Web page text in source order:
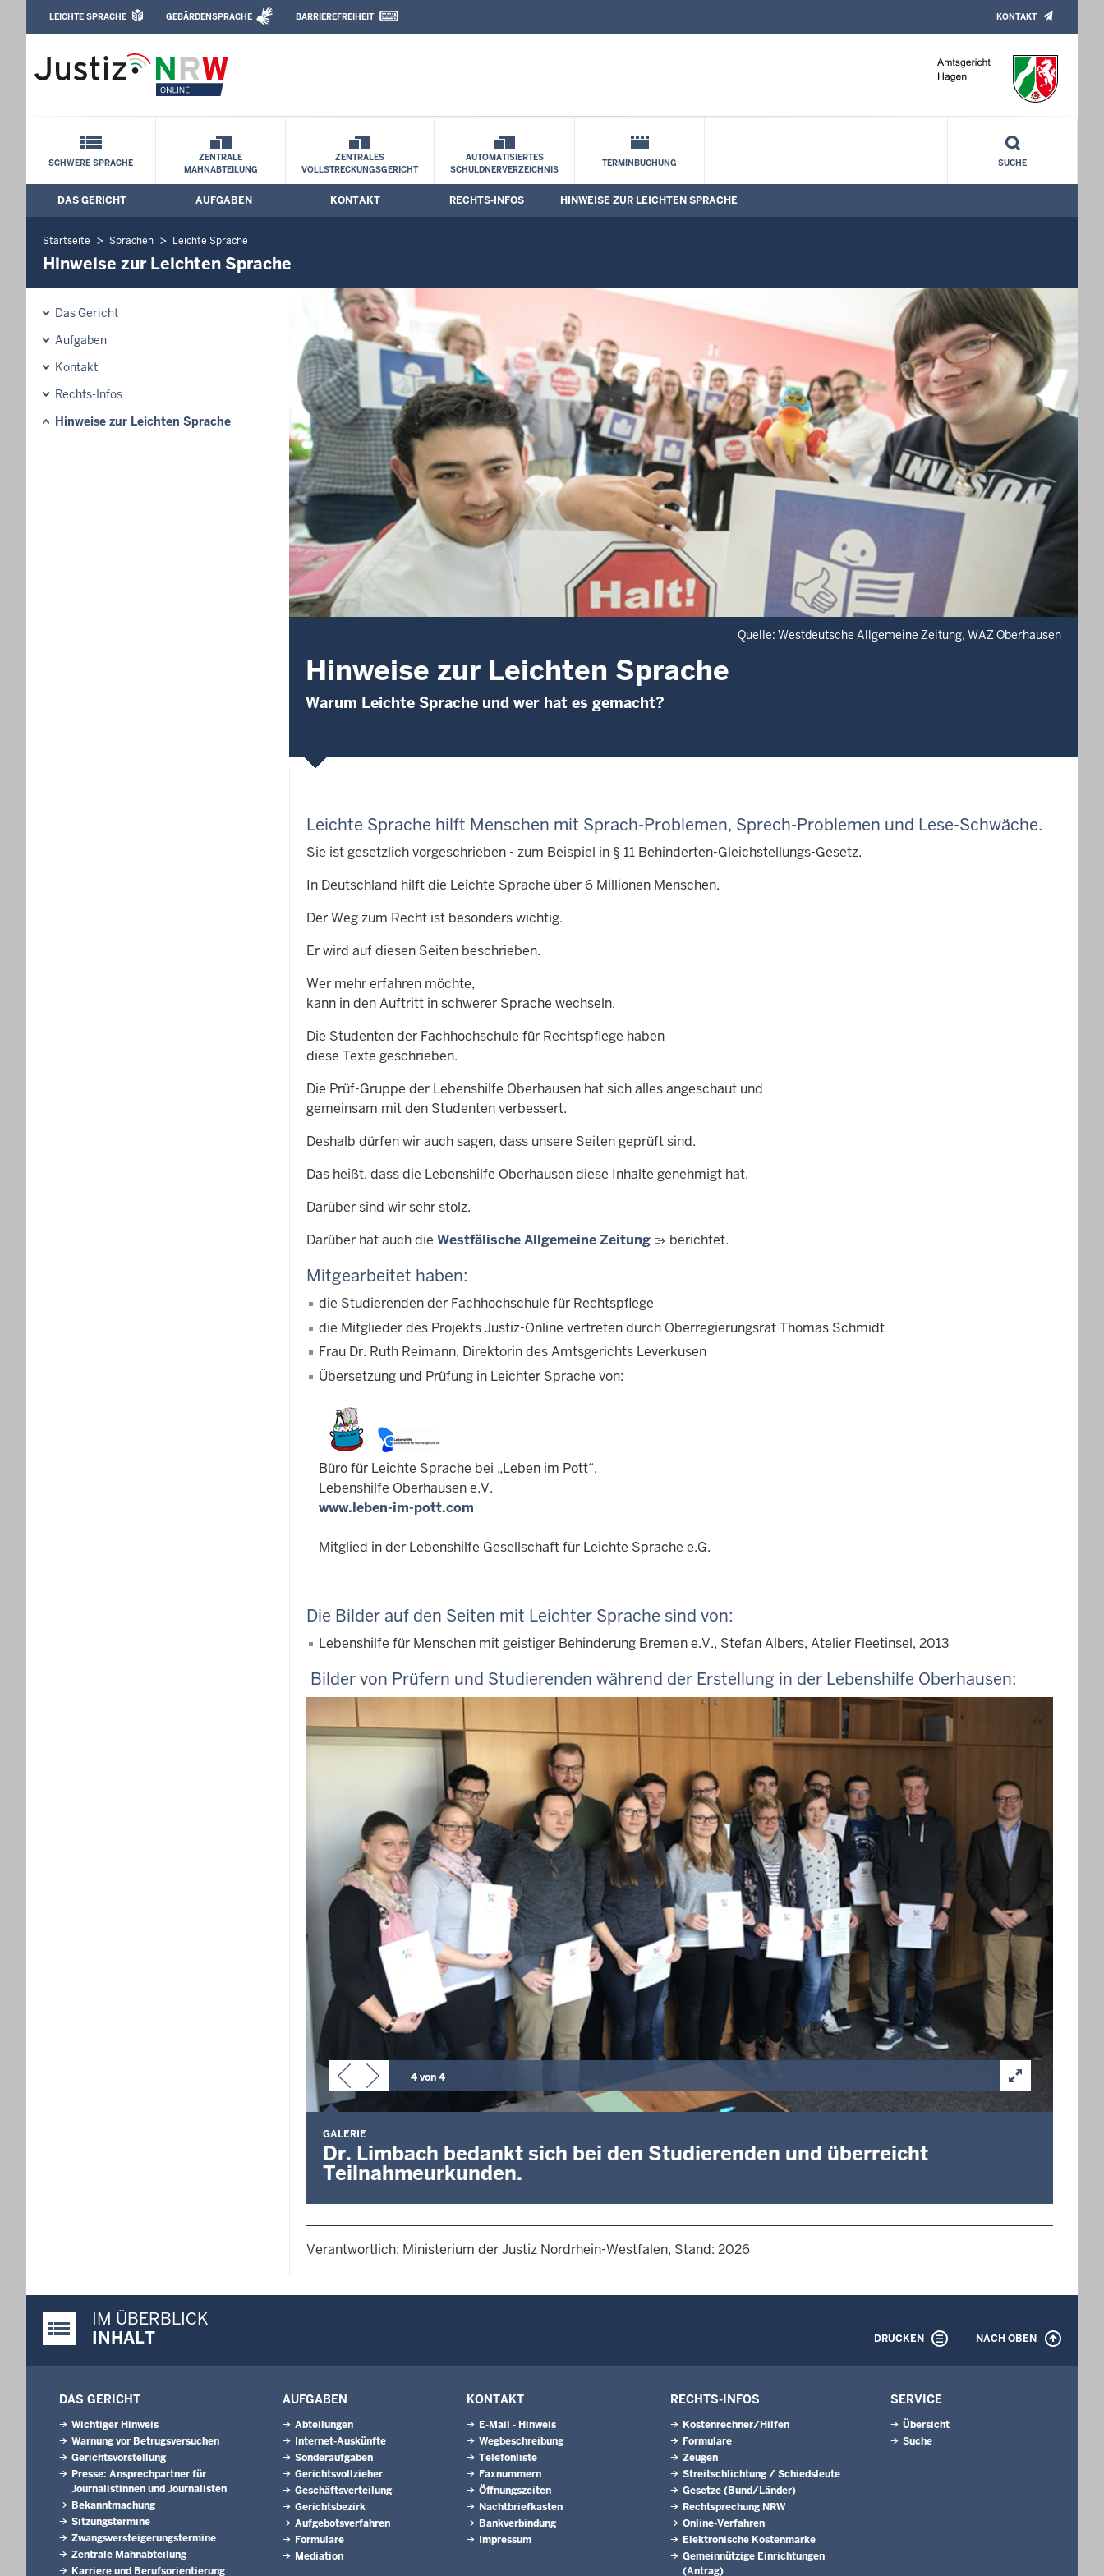
Amtsgericht Hagen: Hinweise zur Leichten Sprache
Leichte Sprache, Gebärdensprachenvideo und Kontaktformular
LEICHTE SPRACHE GEBÄRDENSPRACHE BARRIEREFREIHEIT KONTAKT
Schnellnavigation mit Volltext-Suche
SCHWERE SPRACHE
ZENTRALE
MAHNABTEILUNG
ZENTRALES
VOLLSTRECKUNGSGERICHT
AUTOMATISIERTES
SCHULDNERVERZEICHNIS
TERMINBUCHUNG SUCHE
Hauptmenü: Hauptnavigation
DAS GERICHT AUFGABEN KONTAKT RECHTS-INFOS HINWEISE ZUR LEICHTEN SPRACHE
Startseite Sprachen Leichte Sprache
Hinweise zur Leichten Sprache
Das Gericht
Aufgaben
Kontakt
Rechts-Infos
Hinweise zur Leichten Sprache
Quelle: Westdeutsche Allgemeine Zeitung, WAZ Oberhausen
Hinweise zur Leichten Sprache
Warum Leichte Sprache und wer hat es gemacht?
Leichte Sprache hilft Menschen mit Sprach-Problemen, Sprech-Problemen und Lese-Schwäche.
Sie ist gesetzlich vorgeschrieben - zum Beispiel in § 11 Behinderten-Gleichstellungs-Gesetz.
In Deutschland hilft die Leichte Sprache über 6 Millionen Menschen.
Der Weg zum Recht ist besonders wichtig.
Er wird auf diesen Seiten beschrieben.
Wer mehr erfahren möchte,
kann in den Auftritt in schwerer Sprache wechseln.
Die Studenten der Fachhochschule für Rechtspflege haben
diese Texte geschrieben.
Die Prüf-Gruppe der Lebenshilfe Oberhausen hat sich alles angeschaut und
gemeinsam mit den Studenten verbessert.
Deshalb dürfen wir auch sagen, dass unsere Seiten geprüft sind.
Das heißt, dass die Lebenshilfe Oberhausen diese Inhalte genehmigt hat.
Darüber sind wir sehr stolz.
Darüber hat auch die Westfälische Allgemeine Zeitung berichtet.
Mitgearbeitet haben:
die Studierenden der Fachhochschule für Rechtspflege
die Mitglieder des Projekts Justiz-Online vertreten durch Oberregierungsrat Thomas Schmidt
Frau Dr. Ruth Reimann, Direktorin des Amtsgerichts Leverkusen
Übersetzung und Prüfung in Leichter Sprache von:
Büro für Leichte Sprache bei „Leben im Pott“,
Lebenshilfe Oberhausen e.V.
www.leben-im-pott.com
Mitglied in der Lebenshilfe Gesellschaft für Leichte Sprache e.G.
Die Bilder auf den Seiten mit Leichter Sprache sind von:
Lebenshilfe für Menschen mit geistiger Behinderung Bremen e.V., Stefan Albers, Atelier Fleetinsel, 2013
Bilder von Prüfern und Studierenden während der Erstellung in der Lebenshilfe Oberhausen:
4 von 4
GALERIE
Dr. Limbach bedankt sich bei den Studierenden und überreicht
Teilnahmeurkunden.
Verantwortlich: Ministerium der Justiz Nordrhein-Westfalen, Stand: 2026
Justiz-Portal im Überblick:
IM ÜBERBLICK
INHALT
DRUCKEN NACH OBEN
DAS GERICHT
Wichtiger Hinweis
Warnung vor Betrugsversuchen
Gerichtsvorstellung
Presse: Ansprechpartner für
Journalistinnen und Journalisten
Bekanntmachung
Sitzungstermine
Zwangsversteigerungs­termine
Zentrale Mahnabteilung
Karriere und Berufsorientierung
AUFGABEN
Abteilungen
Internet-Auskünfte
Sonderaufgaben
Gerichtsvollzieher
Geschäftsverteilung
Gerichtsbezirk
Aufgebotsverfahren
Formulare
Mediation
KONTAKT
E-Mail - Hinweis
Wegbeschreibung
Telefonliste
Faxnummern
Öffnungszeiten
Nachtbriefkasten
Bankverbindung
Impressum
RECHTS-INFOS
Kostenrechner/Hilfen
Formulare
Zeugen
Streitschlichtung / Schiedsleute
Gesetze (Bund/Länder)
Rechtsprechung NRW
Online-Verfahren
Elektronische Kostenmarke
Gemeinnützige Einrichtungen
(Antrag)
SERVICE
Übersicht
Suche